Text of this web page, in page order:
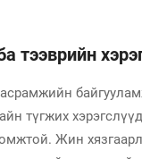
тээврийн
түгжих
Жин